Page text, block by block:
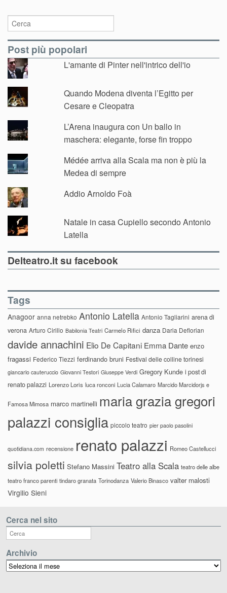
Post più popolari
L'amante di Pinter nell'intrico dell'io
Quando Modena diventa l’Egitto per
Cesare e Cleopatra
L’Arena inaugura con Un ballo in
maschera: elegante, forse fin troppo
Médée arriva alla Scala ma non è più la
Medea di sempre
Addio Arnoldo Foà
Natale in casa Cupiello secondo Antonio
Latella
Delteatro.it su facebook
Tags
Anagoor anna netrebko Antonio Latella Antonio Tagliarini arena di
verona Arturo Cirillo Babilonia Teatri Carmelo Rifici danza Daria Deflorian
davide annachini Elio De Capitani Emma Dante enzo
fragassi Federico Tiezzi ferdinando bruni Festival delle colline torinesi
giancarlo cauteruccio Giovanni Testori Giuseppe Verdi Gregory Kunde i post di
renato palazzi Lorenzo Loris luca ronconi Lucia Calamaro Marcido Marcidorjs e
Famosa Mimosa marco martinelli maria grazia gregori
palazzi consiglia piccolo teatro pier paolo pasolini
quotidiana.com recensione renato palazzi Romeo Castellucci
silvia poletti Stefano Massini Teatro alla Scala teatro delle albe
teatro franco parenti tindaro granata Torinodanza Valerio Binasco valter malosti
Virgilio Sieni
Cerca nel sito
Archivio
Archivio